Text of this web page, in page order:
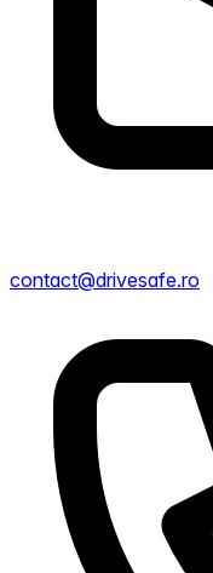
contact@drivesafe.ro